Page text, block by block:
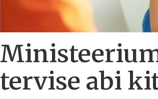
tervise abi